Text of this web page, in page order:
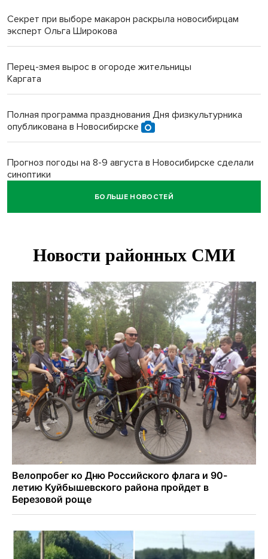
Секрет при выборе макарон раскрыла новосибирцам
эксперт Ольга Широкова
Перец-змея вырос в огороде жительницы
Каргата
Полная программа празднования Дня физкультурника
опубликована в Новосибирске
Прогноз погоды на 8-9 августа в Новосибирске сделали
синоптики
БОЛЬШЕ НОВОСТЕЙ